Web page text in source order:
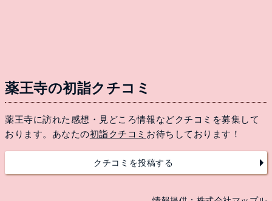
薬王寺の初詣クチコミ
薬王寺に訪れた感想・見どころ情報などクチコミを募集して
おります。あなたの初詣クチコミ お待ちしております！
クチコミを投稿する